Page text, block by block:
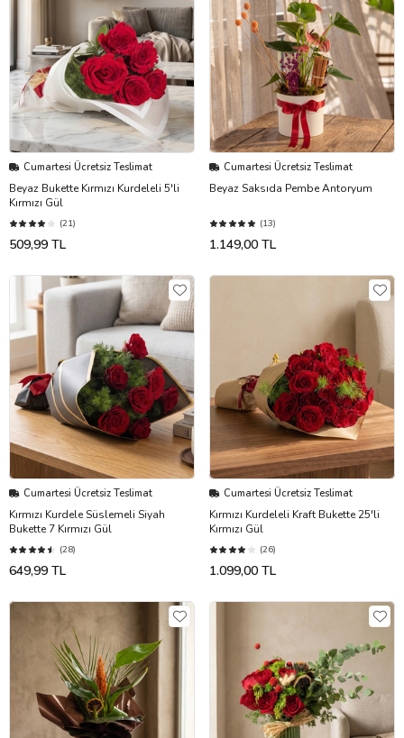
Cumartesi Ücretsiz Teslimat
Beyaz Bukette Kırmızı Kurdeleli 5'li
Kırmızı Gül
(21)
509,99 TL
Cumartesi Ücretsiz Teslimat
Beyaz Saksıda Pembe Antoryum
(13)
1.149,00 TL
Cumartesi Ücretsiz Teslimat
Kırmızı Kurdele Süslemeli Siyah
Bukette 7 Kırmızı Gül
(28)
649,99 TL
Cumartesi Ücretsiz Teslimat
Kırmızı Kurdeleli Kraft Bukette 25'li
Kırmızı Gül
(26)
1.099,00 TL